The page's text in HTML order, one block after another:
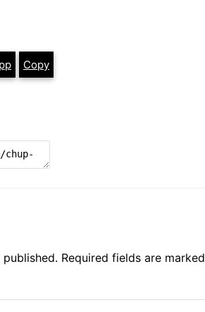
Copy
Required fields are marked